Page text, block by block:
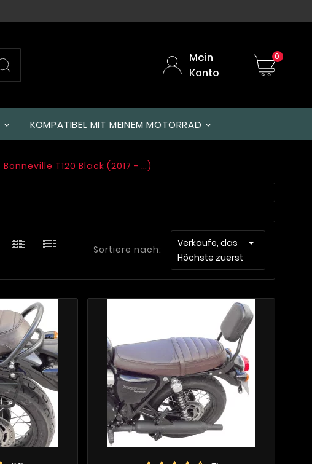
Mein
Konto
0
KOMPATIBEL MIT MEINEM MOTORRAD
Bonneville T120 Black (2017 - …)
Sortiere nach:
Verkäufe, das
Höchste zuerst
